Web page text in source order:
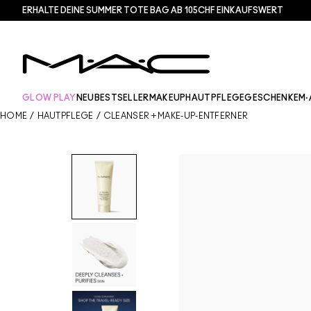
ERHALTE DEINE SUMMER TOTE BAG AB 105CHF EINKAUFSWERT​
GLOW PLAY NEU BESTSELLER MAKEUP HAUTPFLEGEGESCHENKE
HOME / HAUTPFLEGE / CLEANSER + MAKE-UP-ENTFERNER